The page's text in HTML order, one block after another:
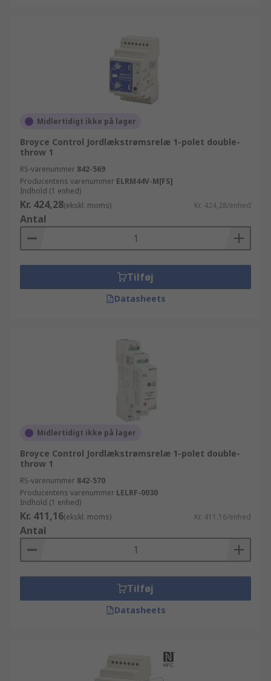
Midlertidigt ikke på lager
Broyce Control Jordlækstrømsrelæ 1-polet double-
throw 1
RS-varenummer 842-569
Producentens varenummer ELRM44V-M[FS]
Indhold (1 enhed)
Kr. 424,28(ekskl. moms) Kr. 424,28/enhed
Antal
Tilføj
Datasheets
Midlertidigt ikke på lager
Broyce Control Jordlækstrømsrelæ 1-polet double-
throw 1
RS-varenummer 842-570
Producentens varenummer LELRF-0030
Indhold (1 enhed)
Kr. 411,16(ekskl. moms) Kr. 411,16/enhed
Antal
Tilføj
Datasheets